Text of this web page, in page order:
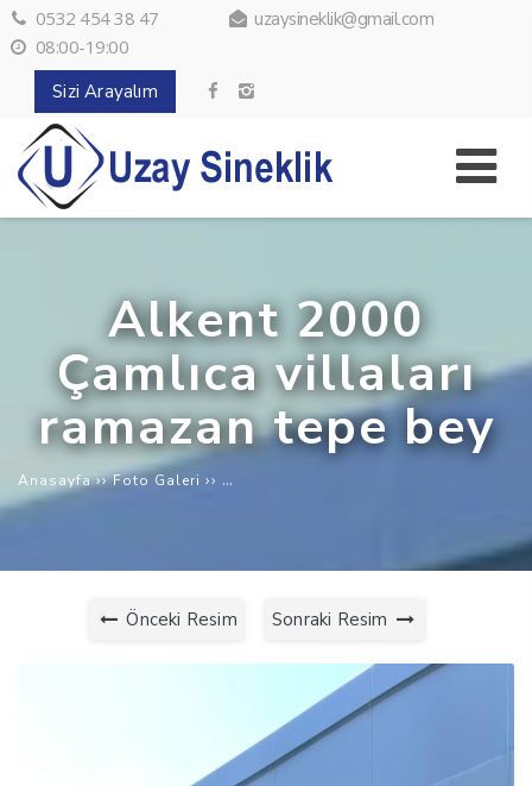
0532 454 38 47
uzaysineklik@gmail.com
08:00-19:00
Sizi Arayalım
Alkent 2000
Çamlıca villaları
ramazan tepe bey
Anasayfa ››Foto Galeri ›› Alkent 2000 Çamlıca villaları ramazan
Önceki Resim Sonraki Resim